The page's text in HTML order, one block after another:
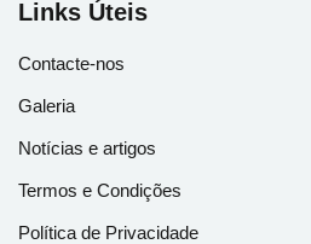
Links Úteis
Contacte-nos
Galeria
Notícias e artigos
Termos e Condições
Política de Privacidade